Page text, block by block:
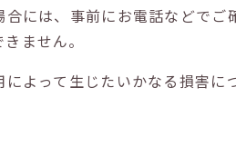
合には、事前にお電話などで
ません。
によって生じたいかなる損害